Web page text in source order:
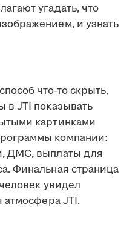
угадать, что
и узнать
что-то скрыть,
в JTI показывать
картинками
компании:
ДМС, выплаты для
Финальная страница
увидел
атмосфера JTI.